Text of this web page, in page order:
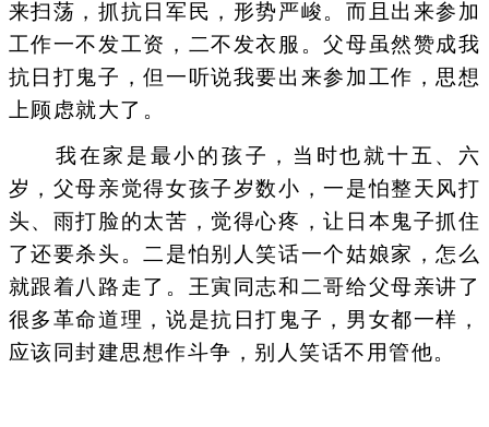
来扫荡，抓抗日军民，形势严峻。而且出来参加
工作一不发工资，二不发衣服。父母虽然赞成我
抗日打鬼子，但一听说我要出来参加工作，思想
上顾虑就大了。
我在家是最小的孩子，当时也就十五、六
岁，父母亲觉得女孩子岁数小，一是怕整天风打
头、雨打脸的太苦，觉得心疼，让日本鬼子抓住
了还要杀头。二是怕别人笑话一个姑娘家，怎么
就跟着八路走了。王寅同志和二哥给父母亲讲了
很多革命道理，说是抗日打鬼子，男女都一样，
应该同封建思想作斗争，别人笑话不用管他。